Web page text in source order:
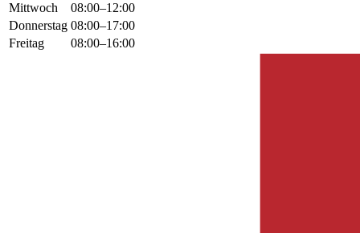
Mittwoch
08:00–12:00
Donnerstag 08:00–17:00
Freitag
08:00–16:00